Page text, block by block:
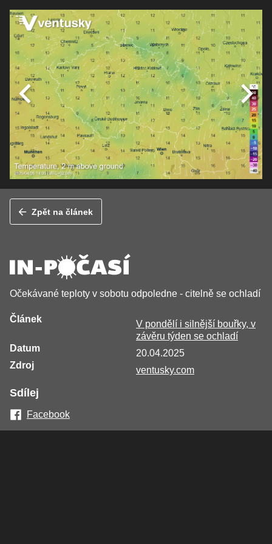
Zpět na článek
Očekávané teploty v sobotu odpoledne - citelně se ochladí
Článek
V pondělí i silnější bouřky, v
závěru týden se ochladí
Datum
20.04.2025
Zdroj
ventusky.com
Sdílej
Facebook